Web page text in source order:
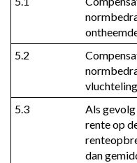
5.2
5.3
Als gevolg
rente op
dan